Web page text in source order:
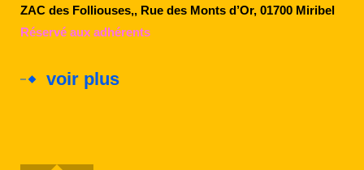
ZAC des Folliouses,, Rue des Monts d’Or, 01700 Miribel
Réservé aux adhérents
voir plus